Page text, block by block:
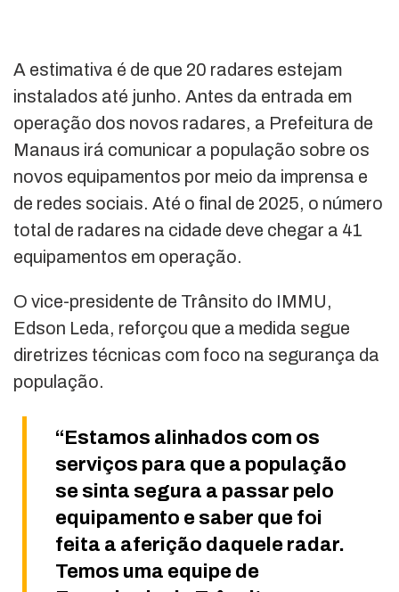
A estimativa é de que 20 radares estejam
instalados até junho. Antes da entrada em
operação dos novos radares, a Prefeitura de
Manaus irá comunicar a população sobre os
novos equipamentos por meio da imprensa e
de redes sociais. Até o final de 2025, o número
total de radares na cidade deve chegar a 41
equipamentos em operação.
O vice-presidente de Trânsito do IMMU,
Edson Leda, reforçou que a medida segue
diretrizes técnicas com foco na segurança da
população.
“Estamos alinhados com os
serviços para que a população
se sinta segura a passar pelo
equipamento e saber que foi
feita a aferição daquele radar.
Temos uma equipe de